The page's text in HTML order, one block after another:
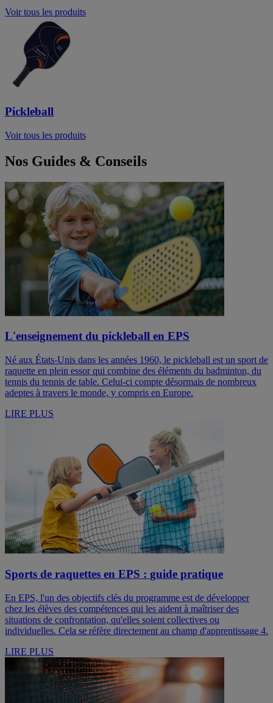
Voir tous les produits
Pickleball
Voir tous les produits
Nos Guides & Conseils
L'enseignement du pickleball en EPS
Né aux États-Unis dans les années 1960, le pickleball est un sport de
raquette en plein essor qui combine des éléments du badminton, du
tennis du tennis de table. Celui-ci compte désormais de nombreux
adeptes à travers le monde, y compris en Europe.
LIRE PLUS
Sports de raquettes en EPS : guide pratique
En EPS, l'un des objectifs clés du programme est de développer
chez les élèves des compétences qui les aident à maîtriser des
situations de confrontation, qu'elles soient collectives ou
individuelles. Cela se réfère directement au champ d'apprentissage 4.
LIRE PLUS